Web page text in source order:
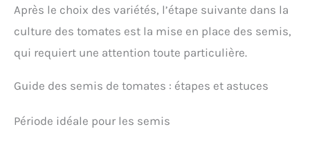
Après le choix des variétés, l’étape suivante dans la
culture des tomates est la mise en place des semis,
qui requiert une attention toute particulière.
Guide des semis de tomates : étapes et astuces
Période idéale pour les semis